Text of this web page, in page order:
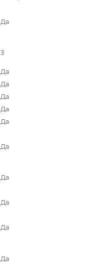
Да
3
Да
Да
Да
Да
Да
Да
Да
Да
Да
Да